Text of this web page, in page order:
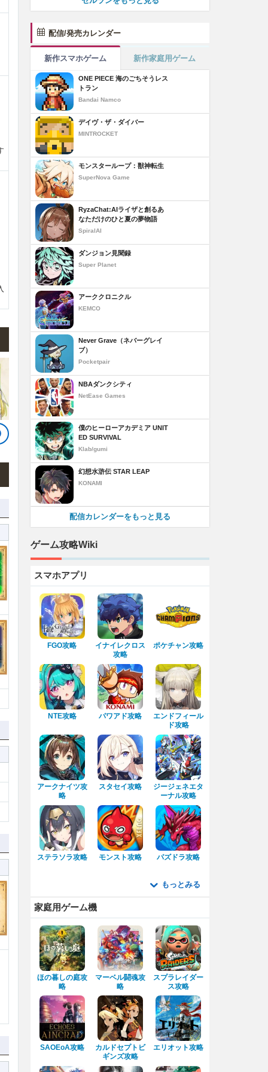
配信/発売カレンダー
新作スマホゲーム 新作家庭用ゲーム
ONE PIECE 海のごちそうレス
トラン
Bandai Namco
デイヴ・ザ・ダイバー
MINTROCKET
モンスターループ：獣神転生
SuperNova Game
RyzaChat:AIライザと創るあ
なただけのひと夏の夢物語
SpiralAI
ダンジョン見聞録
Super Planet
アーククロニクル
KEMCO
Never Grave（ネバーグレイ
ブ）
Pocketpair
NBAダンクシティ
NetEase Games
僕のヒーローアカデミア UNIT
ED SURVIVAL
Klab/gumi
幻想水滸伝 STAR LEAP
KONAMI
配信カレンダーをもっと見る
ゲーム攻略Wiki
スマホアプリ
FGO攻略
イナイレクロス
攻略
ポケチャン攻略
NTE攻略 パワアド攻略
エンドフィール
ド攻略
アークナイツ攻
略
スタセイ攻略
ジージェネエタ
ーナル攻略
ステラソラ攻略 モンスト攻略 パズドラ攻略
もっとみる
家庭用ゲーム機
ほの暮しの庭攻
略
マーベル闘魂攻
略
スプラレイダー
ス攻略
SAOEoA攻略
カルドセプトビ
ギンズ攻略
エリオット攻略